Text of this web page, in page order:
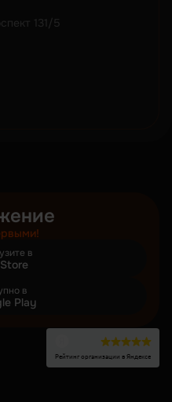
131/5
в
в
Play
Рейтинг организации в Яндексе